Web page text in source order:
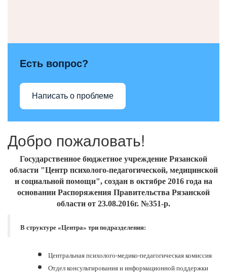
Есть вопрос?
Написать о проблеме
Добро пожаловать!
Государственное бюджетное учреждение Рязанской
области "Центр психолого-педагогической, медицинской
и социальной помощи", создан в октябре 2016 года на
основании Распоряжения Правительства Рязанской
области от 23.08.2016г. №351-р.
В структуре «Центра» три подразделения:
Центральная психолого-медико-педагогическая комиссия
Отдел консультирования и информационной поддержки